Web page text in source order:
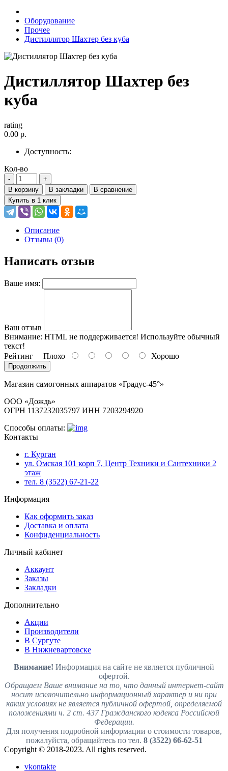
Оборудование
Прочее
Дистиллятор Шахтер без куба
Дистиллятор Шахтер без
куба
rating
0.00 р.
Доступность:
Кол-во
В корзину В закладки
В сравнение
Купить в 1 клик
Описание
Отзывы (0)
Написать отзыв
Ваше имя:
Ваш отзыв
Внимание: HTML не поддерживается! Используйте обычный
текст!
Рейтинг Плохо Хорошо
Продолжить
Магазин самогонных аппаратов «Градус-45°»
ООО «Дождь»
ОГРН 1137232035797 ИНН 7203294920
Способы оплаты:
Контакты
г. Курган
ул. Омская 101 корп 7, Центр Техники и Сантехники 2
этаж
тел. 8 (3522) 67-21-22
Информация
Как оформить заказ
Доставка и оплата
Конфиденциальность
Личный кабинет
Аккаунт
Заказы
Закладки
Дополнительно
Акции
Производители
В Сургуте
В Нижневартовске
Внимание! Информация на сайте не является публичной
офертой.
Обращаем Ваше внимание на то, что данный интернет-сайт
носит исключительно информационный характер и ни при
каких условиях не является публичной офертой, определяемой
положениями ч. 2 ст. 437 Гражданского кодекса Российской
Федерации.
Для получения подробной информации о стоимости товаров,
пожалуйста, обращайтесь по тел. 8 (3522) 66-62-51
Copyright © 2018-2023. All rights reserved.
vkontakte